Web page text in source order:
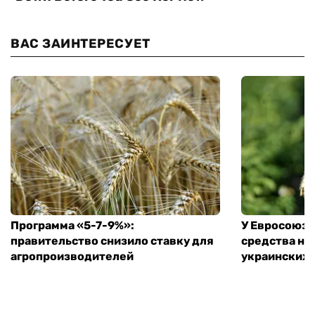
ВАС ЗАИНТЕРЕСУЕТ
Программа «5-7-9%»:
правительство снизило ставку для
агропроизводителей
У
средства